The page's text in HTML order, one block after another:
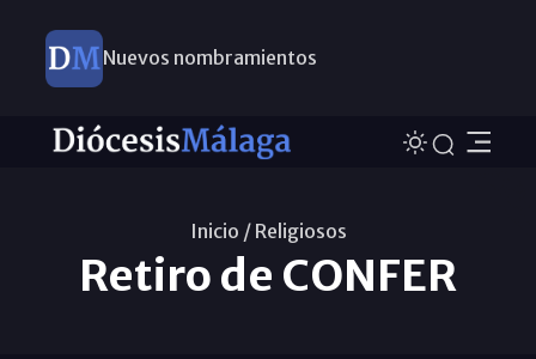
Nuevos nombramientos
Inicio / Religiosos
Retiro de CONFER